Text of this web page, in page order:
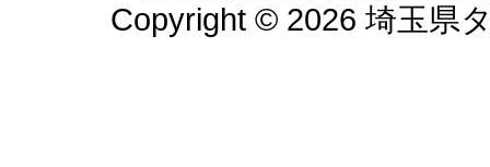
Copyright © 2026 埼玉県